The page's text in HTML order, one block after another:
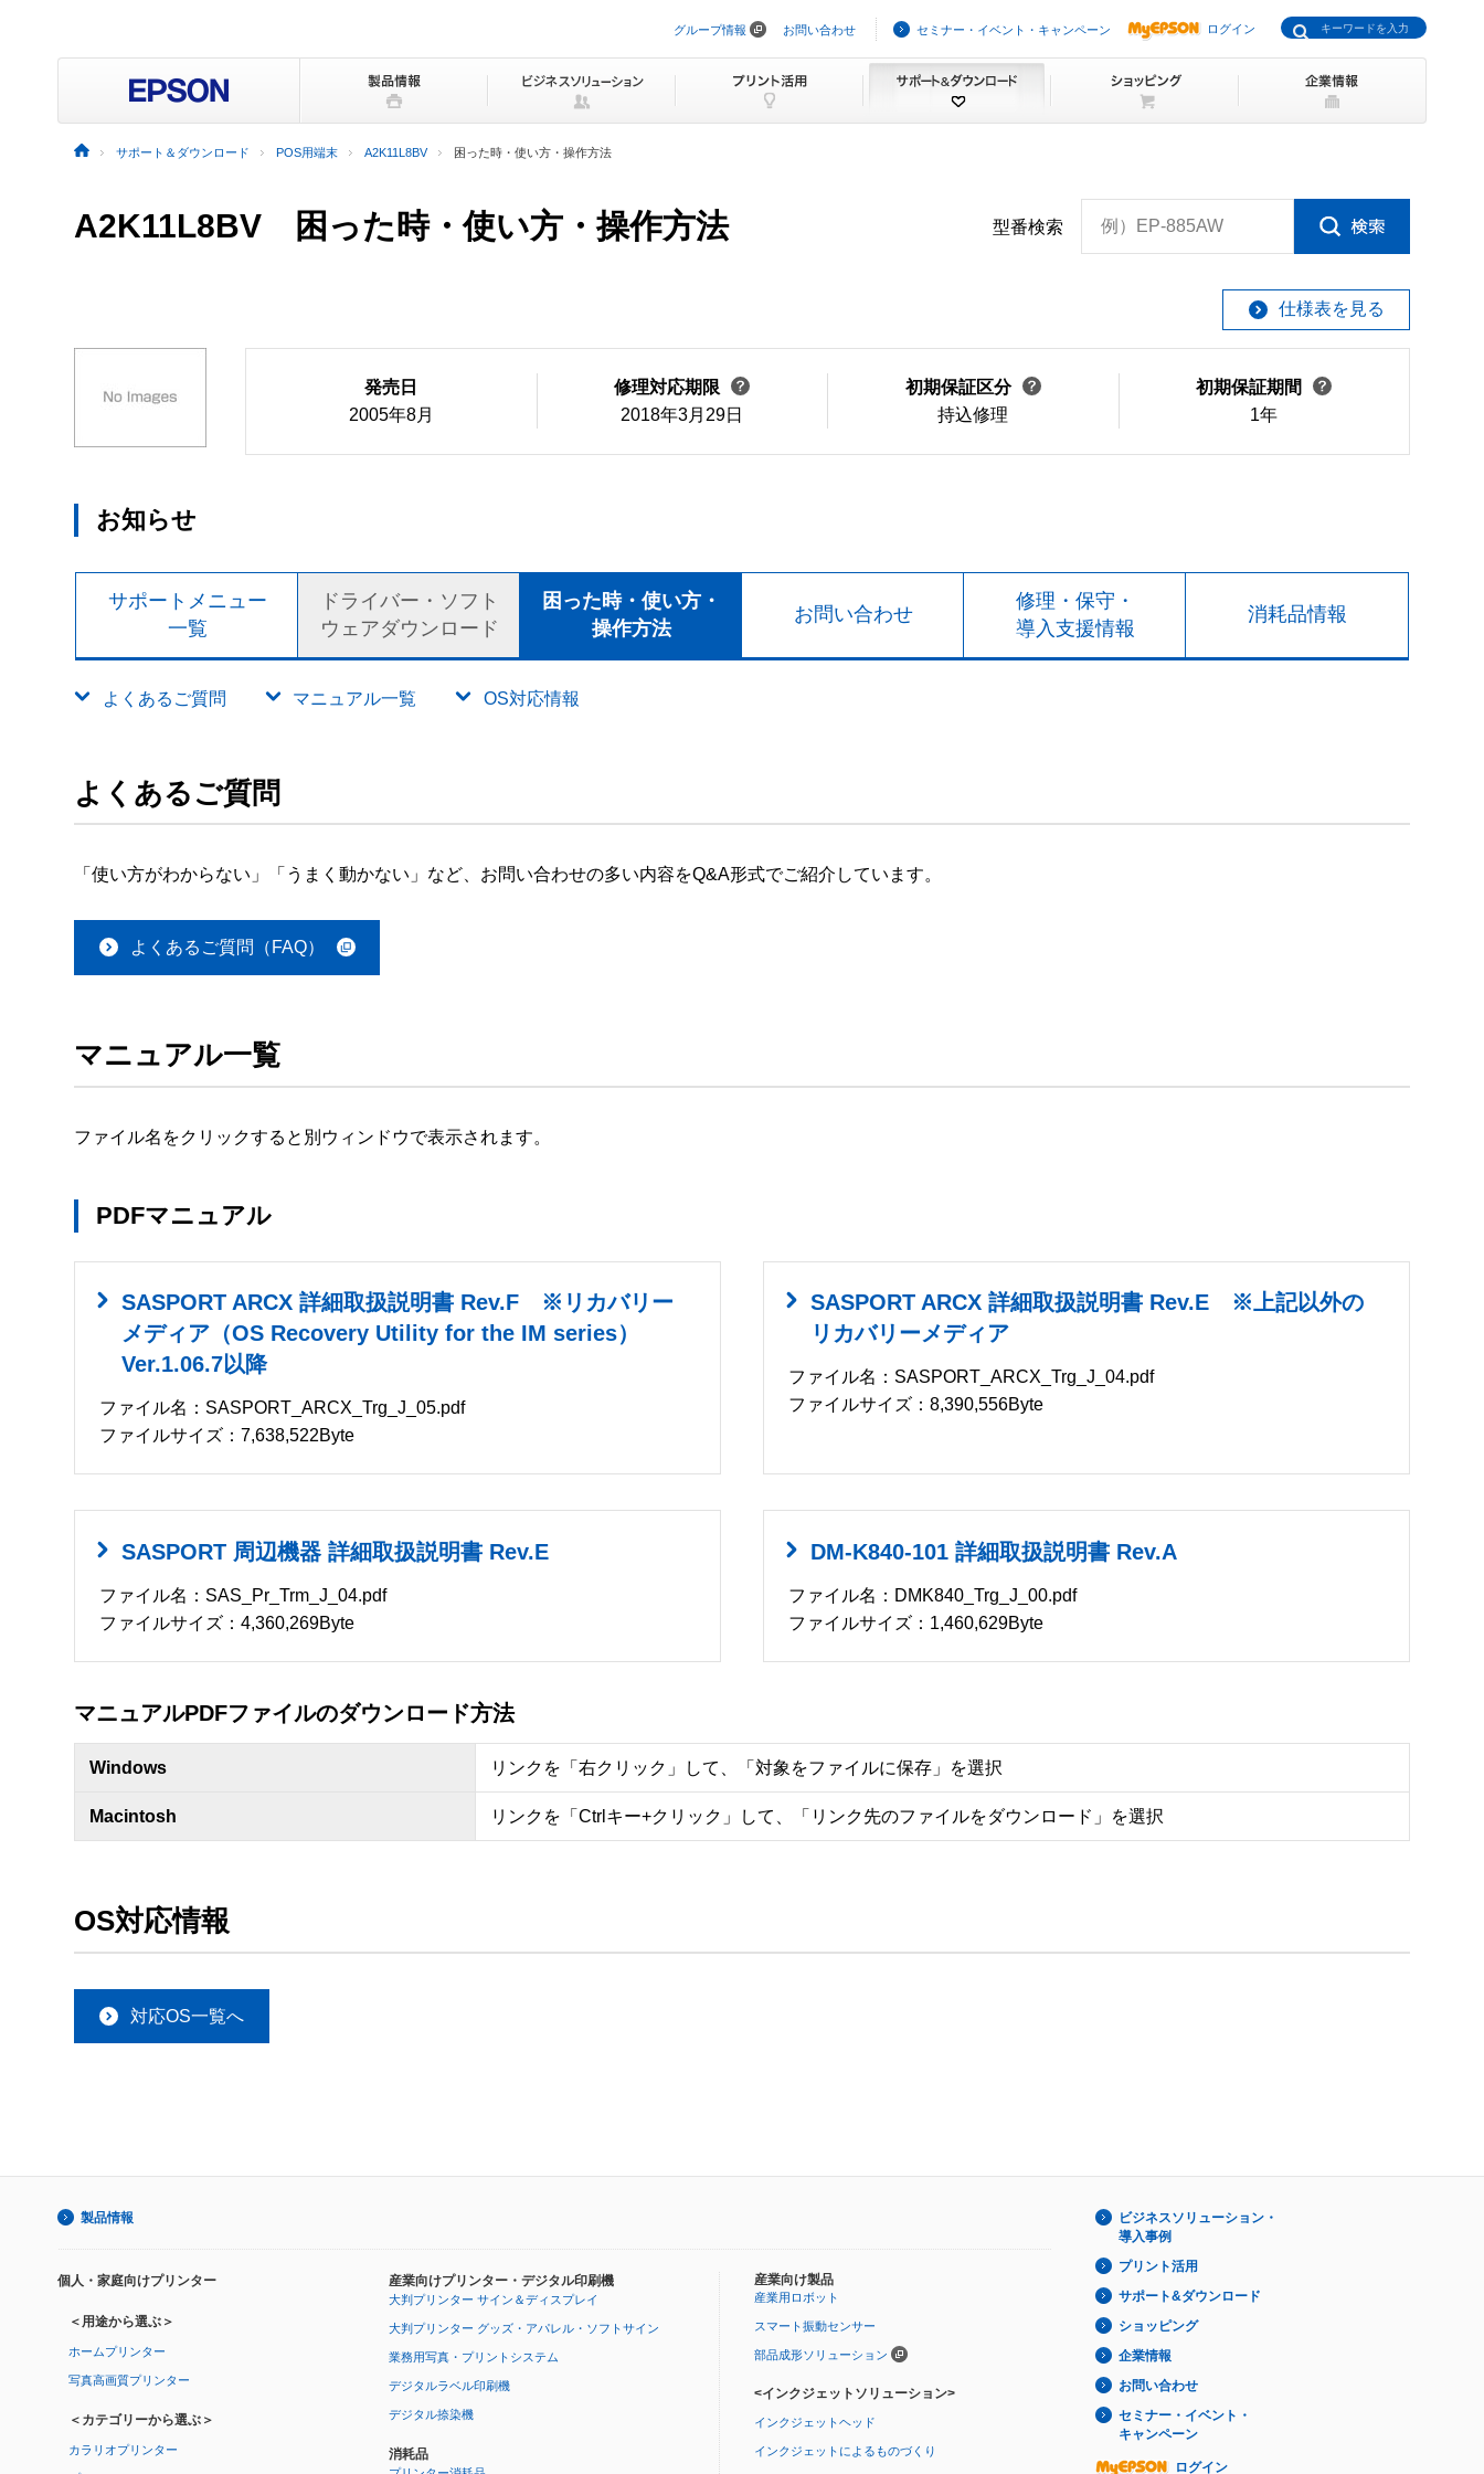
ビ
ョ
ッ
プ
グループ情報 お問い合わせ セミナー・イベント・キャンペーン ログイン
サポート＆ダウンロード POS用端末 A2K11L8BV 困った時・使い方・操作方法
A2K11L8BV 困った時・使い方・操作方法 型番検索 例）EP-885AW
仕様表を見る
発売日
2005年8月
修理対応期限
2018年3月29日
初期保証区分
持込修理
初期保証期間
1年
お知らせ
サポートメニュー
一覧
ドライバー・ソフト
ウェアダウンロード
困った時・使い方・
操作方法
お問い合わせ
修理・保守・
導入支援情報
消耗品情報
よくあるご質問 マニュアル一覧 OS対応情報
よくあるご質問
「使い方がわからない」「うまく動かない」など、お問い合わせの多い内容をQ&A形式でご紹介しています。
よくあるご質問（FAQ）
マニュアル一覧
ファイル名をクリックすると別ウィンドウで表示されます。
PDFマニュアル
SASPORT ARCX 詳細取扱説明書 Rev.F ※リカバリー
メディア（OS Recovery Utility for the IM series）
Ver.1.06.7以降
ファイル名：SASPORT_ARCX_Trg_J_05.pdf
ファイルサイズ：7,638,522Byte
SASPORT ARCX 詳細取扱説明書 Rev.E ※上記以外の
リカバリーメディア
ファイル名：SASPORT_ARCX_Trg_J_04.pdf
ファイルサイズ：8,390,556Byte
SASPORT 周辺機器 詳細取扱説明書 Rev.E
ファイル名：SAS_Pr_Trm_J_04.pdf
ファイルサイズ：4,360,269Byte
DM-K840-101 詳細取扱説明書 Rev.A
ファイル名：DMK840_Trg_J_00.pdf
ファイルサイズ：1,460,629Byte
マニュアルPDFファイルのダウンロード方法
Windows リンクを「右クリック」して、「対象をファイルに保存」を選択
Macintosh リンクを「Ctrlキー+クリック」して、「リンク先のファイルをダウンロード」を選択
OS対応情報
対応OS一覧へ
製品情報
個人・家庭向けプリンター
＜用途から選ぶ＞
ホームプリンター
写真高画質プリンター
＜カテゴリーから選ぶ＞
カラリオプリンター
産業向けプリンター・デジタル印刷機
大判プリンター サイン＆ディスプレイ
大判プリンター グッズ・アパレル・ソフトサイン
業務用写真・プリントシステム
デジタルラベル印刷機
デジタル捺染機
消耗品
産業向け製品
産業用ロボット
スマート振動センサー
部品成形ソリューション
<インクジェットソリューション>
インクジェットヘッド
インクジェットによるものづくり
ビジネスソリューション・
導入事例
プリント活用
サポート&ダウンロード
ショッピング
企業情報
お問い合わせ
セミナー・イベント・
キャンペーン
ログイン